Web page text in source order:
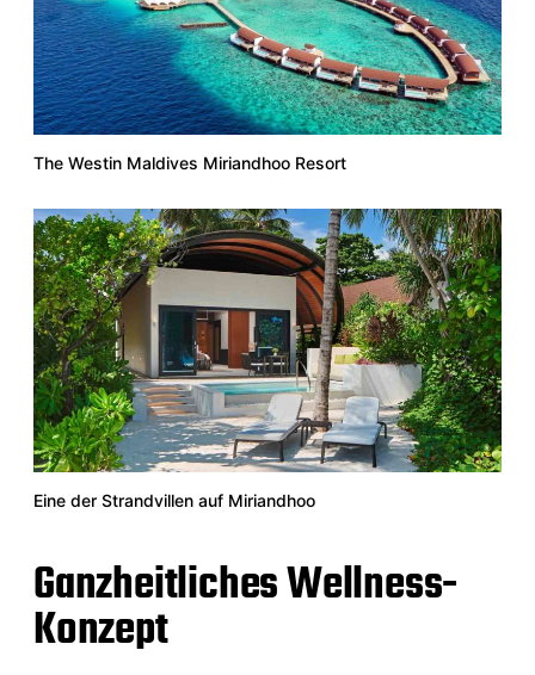
The Westin Maldives Miriandhoo Resort
Eine der Strandvillen auf Miriandhoo
Ganzheitliches Wellness-
Konzept